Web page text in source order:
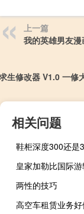
上一篇
我的英雄男友漫
生修改器 V1.0 一修
相关问题
鞋柜深度300还是
两性的技巧
高空车租赁业务